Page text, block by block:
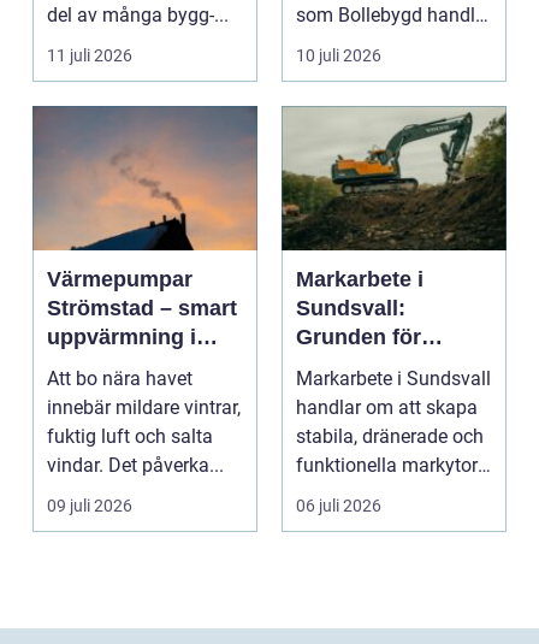
del av många bygg-...
11 juli 2026
som Bollebygd handlar
yrket lika ...
10 juli 2026
Värmepumpar
Strömstad – smart
uppvärmning i
kustklimat
Att bo nära havet
innebär mildare vintrar,
fuktig luft och salta
vindar. Det påverka...
09 juli 2026
Markarbete i
Sundsvall:
Grunden för
hållbara hus,
vägar och tomter
Markarbete i Sundsvall
handlar om att skapa
stabila, dränerade och
funktionella markytor
som kl...
06 juli 2026